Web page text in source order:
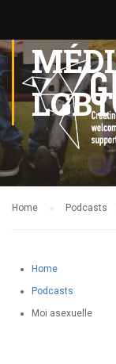
Home Podcasts
Home
Podcasts
Moi asexuelle